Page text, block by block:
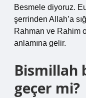
Besmele diyoruz.
şerrinden Allah’a
Rahman ve Rahim
anlamına gelir.
Bismillah
geçer mi?